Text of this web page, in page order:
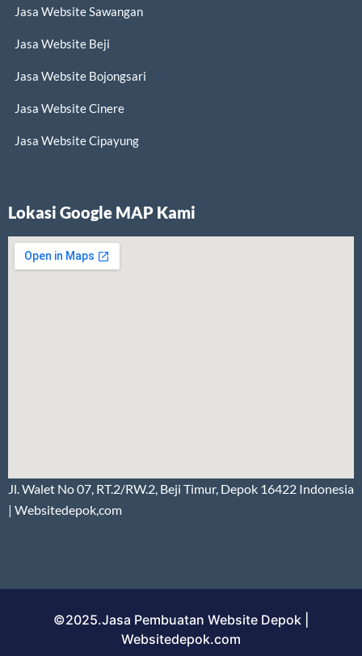
Jasa Website Sawangan
Jasa Website Beji
Jasa Website Bojongsari
Jasa Website Cinere
Jasa Website Cipayung
Lokasi Google MAP Kami
Jl. Walet No 07, RT.2/RW.2, Beji Timur, Depok 16422 Indonesia
| Websitedepok,com
©2025.Jasa Pembuatan Website Depok |
Websitedepok.com